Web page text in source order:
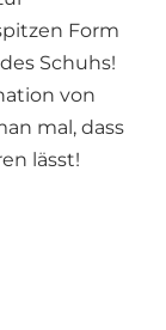
Form
Schuhs!
von
mal, dass
lässt!